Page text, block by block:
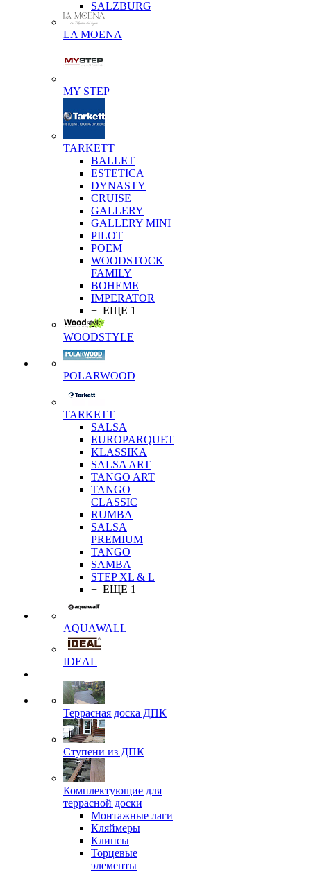
SALZBURG
LA MOENA
MY STEP
TARKETT
BALLET
ESTETICA
DYNASTY
CRUISE
GALLERY
GALLERY MINI
PILOT
POEM
WOODSTOCK
FAMILY
BOHEME
IMPERATOR
+ ЕЩЕ 1
WOODSTYLE
POLARWOOD
TARKETT
SALSA
EUROPARQUET
KLASSIKA
SALSA ART
TANGO ART
TANGO
CLASSIC
RUMBA
SALSA
PREMIUM
TANGO
SAMBA
STEP XL & L
+ ЕЩЕ 1
AQUAWALL
IDEAL
Террасная доска ДПК
Ступени из ДПК
Комплектующие для
террасной доски
Монтажные лаги
Кляймеры
Клипсы
Торцевые
элементы